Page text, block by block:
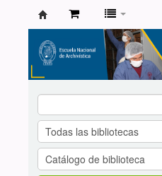
Catálogo
de
Biblioteca
ENA